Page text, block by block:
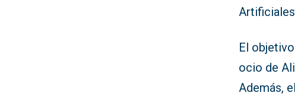
El
ocio de
Además,